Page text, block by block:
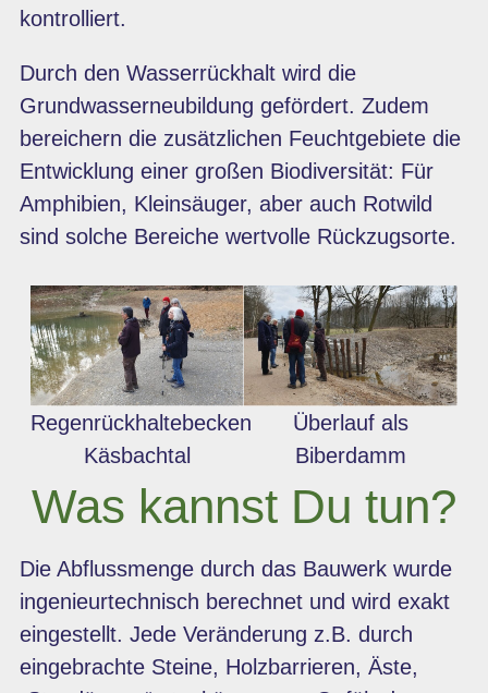
kontrolliert.
Durch den Wasserrückhalt wird die
Grundwasserneubildung gefördert. Zudem
bereichern die zusätzlichen Feuchtgebiete die
Entwicklung einer großen Biodiversität: Für
Amphibien, Kleinsäuger, aber auch Rotwild
sind solche Bereiche wertvolle Rückzugsorte.
Überlauf als
Biberdamm
Regenrückhaltebecken
Käsbachtal
Was kannst Du tun?
Die Abflussmenge durch das Bauwerk wurde
ingenieurtechnisch berechnet und wird exakt
eingestellt. Jede Veränderung z.B. durch
eingebrachte Steine, Holzbarrieren, Äste,